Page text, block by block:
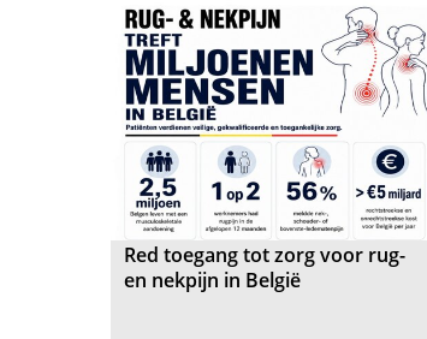
Red toegang tot zorg voor rug-
en nekpijn in België